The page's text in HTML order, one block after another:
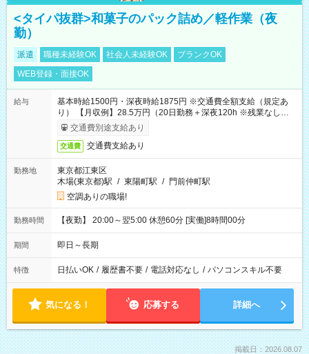
<タイパ抜群>和菓子のパック詰め／軽作業（夜
勤）
派遣 職種未経験OK 社会人未経験OK
ブランクOK
WEB登録・面接OK
給与
基本時給1500円・深夜時給1875円 ※交通費全額支給（規定あ
り） 【月収例】28.5万円（20日勤務＋深夜120h ※残業なしの場
合）交通費別途支給あり
交通費 交通費支給あり
勤務地
東京都江東区
木場(東京都)駅 / 東陽町駅 / 門前仲町駅
空調ありの職場!
勤務時間 【夜勤】 20:00～翌5:00 休憩60分 [実働]8時間00分
期間 即日～長期
特徴 日払いOK / 履歴書不要 / 電話対応なし / パソコンスキル不要
気になる！ 応募する 詳細へ
掲載日：2026.08.07